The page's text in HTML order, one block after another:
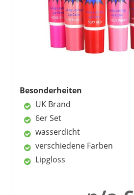
2,89 €*
Besonderheiten
UK Brand
6er Set
wasserdicht
verschiedene Farben
Lipgloss